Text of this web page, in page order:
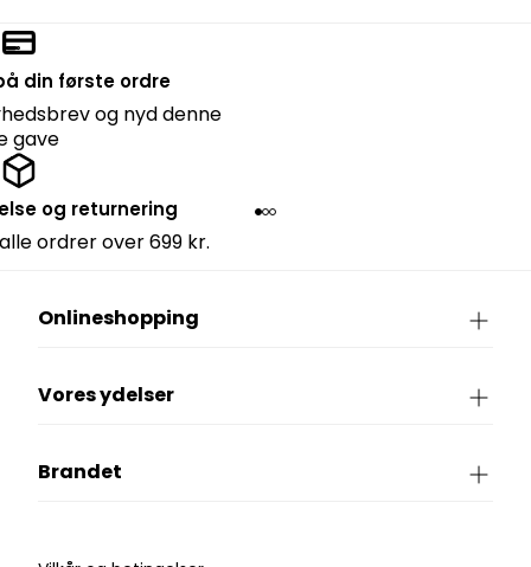
din første ordre
og nyd denne
gave
og returnering
ordrer over 699 kr.
Onlineshopping
Vores ydelser
Brandet